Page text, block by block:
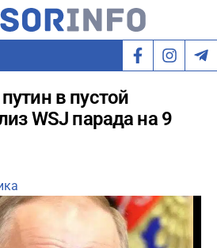
в пустой
WSJ парада на 9